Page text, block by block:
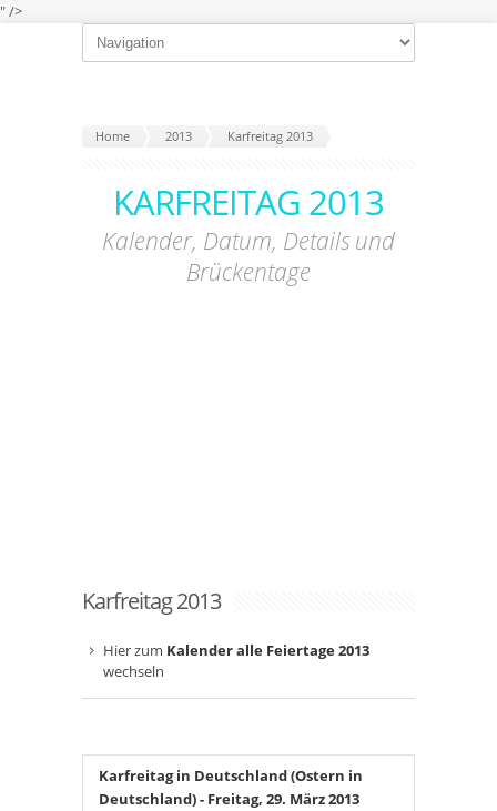
" />
Home 2013 Karfreitag 2013
KARFREITAG 2013
Kalender, Datum, Details und
Brückentage
Karfreitag 2013
Hier zum Kalender alle Feiertage 2013
wechseln
Karfreitag in Deutschland (Ostern in
Deutschland)- Freitag, 29. März 2013